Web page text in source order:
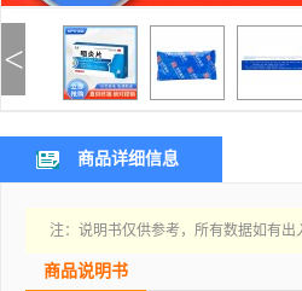
<
商品详细信息
注：说明书仅供参考，所有数据如有
商品说明书